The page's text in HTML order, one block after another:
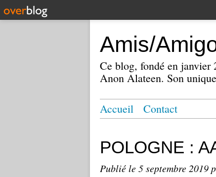
Amis/
Ce blog, fondé en
Anon Alateen. Son
Accueil Contact
POLOGNE :
Publié le 5 septembre 2019